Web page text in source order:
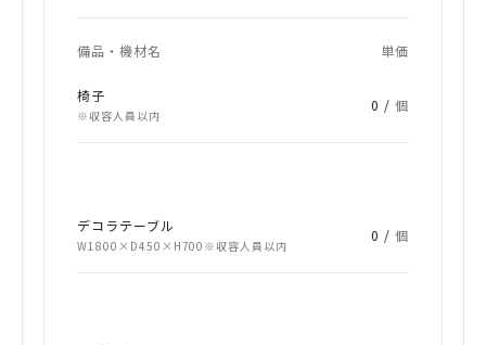
備品・機材名 単価
椅子
※収容人員以内
0 /個
デコラテーブル
W1800×D450×H700※収容人員以内
0 /個